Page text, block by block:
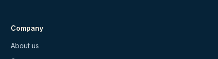
Company
About us